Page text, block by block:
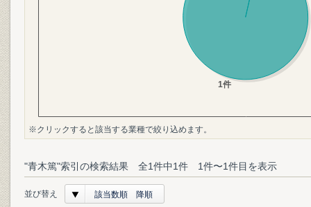
※クリックすると該当する業種で絞り込めます。
"青木篤"索引の検索結果 全1件中1件 1件〜1件目を表示
並び替え 該当数順 降順